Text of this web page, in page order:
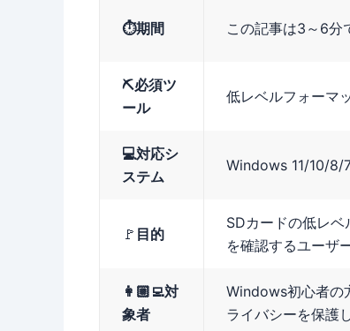
⏱️期間 この記事は3～6分
⛏️必須ツ
ール
低レベルフォーマ
💻対応シ
ステム
Windows 11/10/8/
🚩 目的
SDカードの低レ
を確認するユーザ
👩🏼‍💻対
象者
Windows初心者の
ライバシーを保護